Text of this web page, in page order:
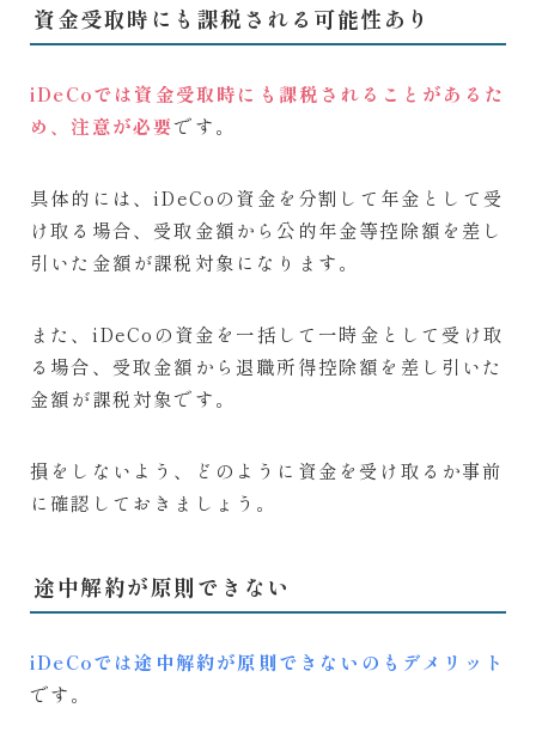
資金受取時にも課税される可能性あり
iDeCoでは資金受取時にも課税されることがあるた
め、注意が必要です。
具体的には、iDeCoの資金を分割して年金として受
け取る場合、受取金額から公的年金等控除額を差し
引いた金額が課税対象になります。
また、iDeCoの資金を一括して一時金として受け取
る場合、受取金額から退職所得控除額を差し引いた
金額が課税対象です。
損をしないよう、どのように資金を受け取るか事前
に確認しておきましょう。
途中解約が原則できない
iDeCoでは途中解約が原則できないのもデメリット
です。